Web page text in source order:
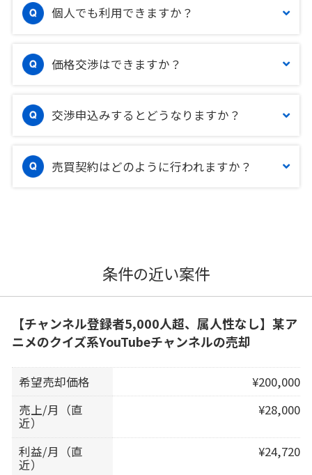
個人でも利用できますか？
価格交渉はできますか？
交渉申込みするとどうなりますか？
売買契約はどのように行われますか？
条件の近い案件
【チャンネル登録者5,000人超、属人性なし】某ア
ニメのクイズ系YouTubeチャンネルの売却
希望売却価格
¥200,000
売上/月（直
近）
¥28,000
利益/月（直
近）
¥24,720